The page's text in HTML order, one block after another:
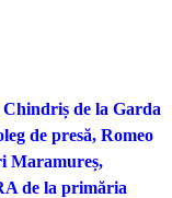
de la Garda
de presă, Romeo
Maramureș,
de la primăria